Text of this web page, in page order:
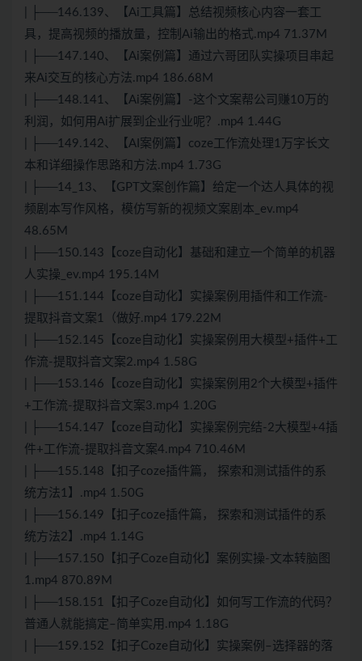
| ├──146.139、【Ai工具篇】总结视频核心内容一套工
具，提高视频的播放量，控制Ai输出的格式.mp4 71.37M
| ├──147.140、【Ai案例篇】通过六哥团队实操项目串起
来Ai交互的核心方法.mp4 186.68M
| ├──148.141、【Ai案例篇】-这个文案帮公司赚10万的
利润，如何用Ai扩展到企业行业呢？.mp4 1.44G
| ├──149.142、【AI案例篇】coze工作流处理1万字长文
本和详细操作思路和方法.mp4 1.73G
| ├──14_13、【GPT文案创作篇】给定一个达人具体的视
频剧本写作风格，模仿写新的视频文案剧本_ev.mp4
48.65M
| ├──150.143【coze自动化】基础和建立一个简单的机器
人实操_ev.mp4 195.14M
| ├──151.144【coze自动化】实操案例用插件和工作流-
提取抖音文案1（做好.mp4 179.22M
| ├──152.145【coze自动化】实操案例用大模型+插件+工
作流-提取抖音文案2.mp4 1.58G
| ├──153.146【coze自动化】实操案例用2个大模型+插件
+工作流-提取抖音文案3.mp4 1.20G
| ├──154.147【coze自动化】实操案例完结-2大模型+4插
件+工作流-提取抖音文案4.mp4 710.46M
| ├──155.148【扣子coze插件篇， 探索和测试插件的系
统方法1】.mp4 1.50G
| ├──156.149【扣子coze插件篇， 探索和测试插件的系
统方法2】.mp4 1.14G
| ├──157.150【扣子Coze自动化】案例实操-文本转脑图
1.mp4 870.89M
| ├──158.151【扣子Coze自动化】如何写工作流的代码？
普通人就能搞定–简单实用.mp4 1.18G
| ├──159.152【扣子Coze自动化】实操案例–选择器的落